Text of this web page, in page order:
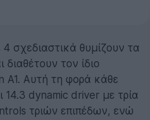
σχεδιαστικά θυμίζουν τα
διαθέτουν τον ίδιο
A1. Αυτή τη φορά κάθε
dynamic driver με τρία
τριών επιπέδων, ενώ